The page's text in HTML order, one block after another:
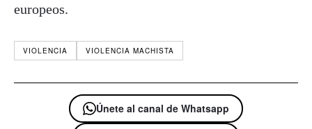
europeos.
VIOLENCIA VIOLENCIA MACHISTA
Únete al canal de Whatsapp